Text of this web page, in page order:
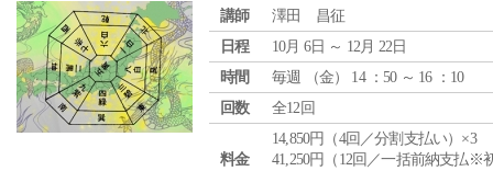
講師
澤田 昌征
日程
10月 6日 ～ 12月 22日
時間
毎週 （金） 14 ：50 ～ 16 ：10
回数
全12回
料金
14,850円（4回／分割支払い）×3
41,250円（12回／一括前納支払※